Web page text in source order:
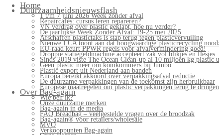
Home
Duurzaamheidsnieuwsflash
1 t/m 7 juni 2026 Week zonder afval
Repaircafés: cursus leren repareren?
VN verdrag over plastic geklapt, hoe nu verder?
De jaarlijkse Week Zonder Afval: 19-25 mei 2025
Afschaffen plastictaks is stap terug tegen plasticvervuiling
Nieuwe LCA toont aan dat hoogwaardige plasticrecycling
EU-raad keurt PPWR regels voor afvalvermindering goed!
Droppie statiegeldmachine accepteert zak vol blikjes en flesjes
Sinds 2019 viste The Ocean Clean-up al 10 miljoen kg plastic
Geen plastic meer om komkommers bij Jumbo
Plastic export uit Nederland aan banden
Europa bereikt akkoord over verpakkingsafval reductie
De duurzame verpakkingen van de toekomst zijn herbruikbaar
Europese maatregelen om plastic verpakkingen terug te
Over Bag-again
Wie ben ik?
Onze duurzame merken
Bag-again in de media
FAQ Breadbag – veelgestelde vragen over de broodzak
Bag-again® voor retailers/wholesale
MVO
Verkooppunten Bag-again